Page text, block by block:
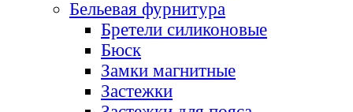
Бельевая фурнитура
Бретели силиконовые
Бюск
Замки магнитные
Застежки